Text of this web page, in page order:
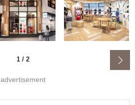
1 / 2
advertisement